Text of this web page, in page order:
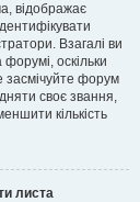
відображає
Взагалі ви
оскільки
засмічуйте форум
своє звання,
кількість
листа